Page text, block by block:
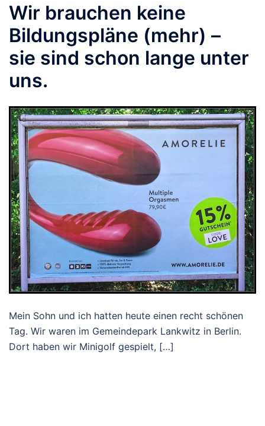
Wir brauchen keine
Bildungspläne (mehr) –
sie sind schon lange unter
uns.
Mein Sohn und ich hatten heute einen recht schönen
Tag. Wir waren im Gemeindepark Lankwitz in Berlin.
Dort haben wir Minigolf gespielt, […]